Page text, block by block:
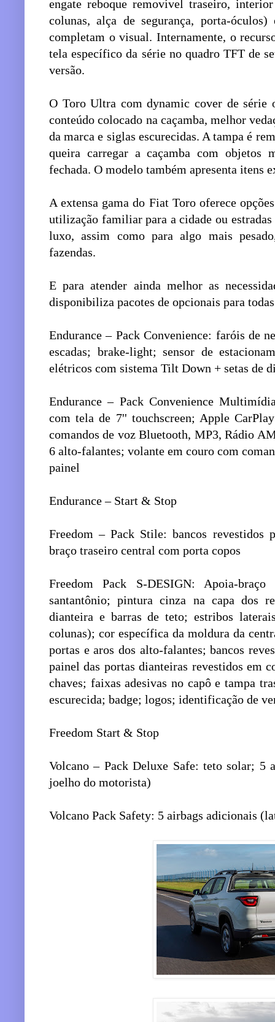
engate reboque removível traseiro,
colunas, alça de segurança, porta-
completam o visual. Internamente, o
tela específico da série no quadro TFT de
versão.
O Toro Ultra com dynamic cover de série
conteúdo colocado na caçamba, melhor
da marca e siglas escurecidas. A tampa é
queira carregar a caçamba com objetos
fechada. O modelo também apresenta itens
A extensa gama do Fiat Toro oferece
utilização familiar para a cidade ou
luxo, assim como para algo mais
fazendas.
E para atender ainda melhor as
disponibiliza pacotes de opcionais para
Endurance – Pack Convenience: faróis de
escadas; brake-light; sensor de
elétricos com sistema Tilt Down + setas de
Endurance – Pack Convenience
com tela de 7'' touchscreen; Apple
comandos de voz Bluetooth, MP3, Rádio
6 alto-falantes; volante em couro com
painel
Endurance – Start & Stop
Freedom – Pack Stile: bancos revestidos
braço traseiro central com porta copos
Freedom Pack S-DESIGN: Apoia-
santantônio; pintura cinza na capa dos
dianteira e barras de teto; estribos
colunas); cor específica da moldura da
portas e aros dos alto-falantes; bancos
painel das portas dianteiras revestidos em
chaves; faixas adesivas no capô e tampa
escurecida; badge; logos; identificação de
Freedom Start & Stop
Volcano – Pack Deluxe Safe: teto solar; 5
joelho do motorista)
Volcano Pack Safety: 5 airbags adicionais